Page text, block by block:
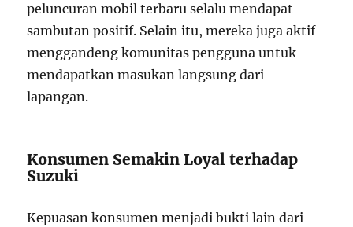
peluncuran mobil terbaru selalu mendapat
sambutan positif. Selain itu, mereka juga aktif
menggandeng komunitas pengguna untuk
mendapatkan masukan langsung dari
lapangan.
Konsumen Semakin Loyal terhadap
Suzuki
Kepuasan konsumen menjadi bukti lain dari